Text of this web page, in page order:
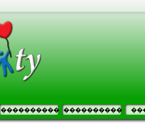
���������� ����������